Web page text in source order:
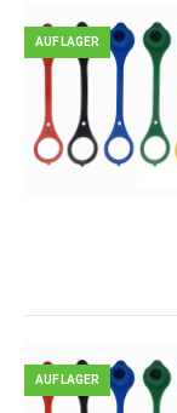
AUF LAGER
AUF LAGER